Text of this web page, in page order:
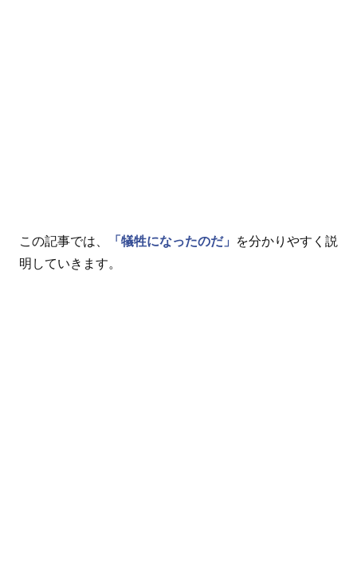
この記事では、 「犠牲になったのだ」
を分かりやすく説
明していきます。